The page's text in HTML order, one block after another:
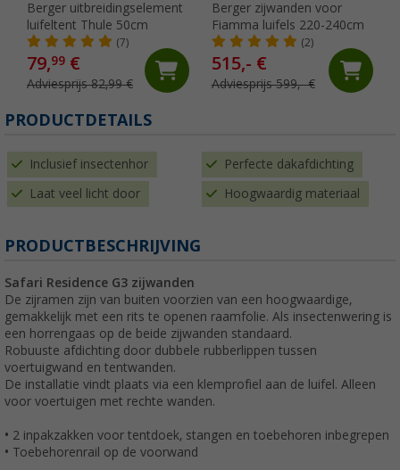
Berger uitbreidingselement
luifeltent Thule 50cm
(7)
79,99 €
Adviesprijs 82,99 €
Berger zijwanden voor
Fiamma luifels 220-240cm
(2)
515,- €
Adviesprijs 599,- €
PRODUCTDETAILS
Inclusief insectenhor Perfecte dakafdichting
Laat veel licht door Hoogwaardig materiaal
PRODUCTBESCHRIJVING
Safari Residence G3 zijwanden
De zijramen zijn van buiten voorzien van een hoogwaardige,
gemakkelijk met een rits te openen raamfolie. Als insectenwering is
een horrengaas op de beide zijwanden standaard.
Robuuste afdichting door dubbele rubberlippen tussen
voertuigwand en tentwanden.
De installatie vindt plaats via een klemprofiel aan de luifel. Alleen
voor voertuigen met rechte wanden.
• 2 inpakzakken voor tentdoek, stangen en toebehoren inbegrepen
• Toebehorenrail op de voorwand